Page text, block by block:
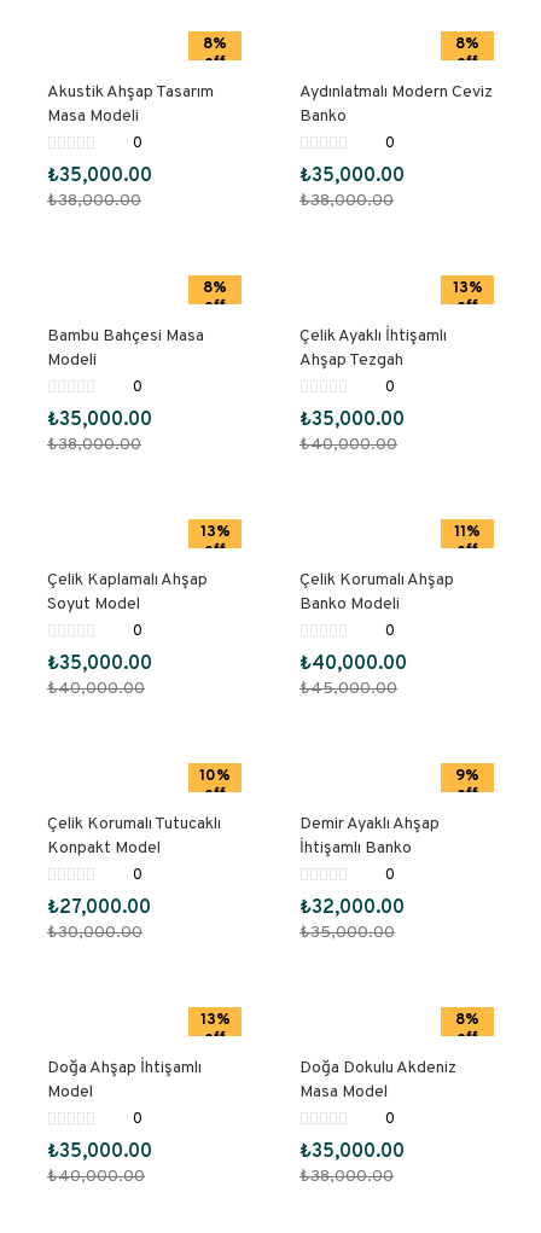
8%
off
Akustik Ahşap Tasarım
Masa Modeli
0
₺35,000.00
₺38,000.00
8%
off
Aydınlatmalı Modern Ceviz
Banko
0
₺35,000.00
₺38,000.00
8%
off
Bambu Bahçesi Masa
Modeli
0
₺35,000.00
₺38,000.00
13%
off
Çelik Ayaklı İhtişamlı
Ahşap Tezgah
0
₺35,000.00
₺40,000.00
13%
off
Çelik Kaplamalı Ahşap
Soyut Model
0
₺35,000.00
₺40,000.00
11%
off
Çelik Korumalı Ahşap
Banko Modeli
0
₺40,000.00
₺45,000.00
10%
off
Çelik Korumalı Tutucaklı
Konpakt Model
0
₺27,000.00
₺30,000.00
9%
off
Demir Ayaklı Ahşap
İhtişamlı Banko
0
₺32,000.00
₺35,000.00
13%
off
Doğa Ahşap İhtişamlı
Model
0
₺35,000.00
₺40,000.00
8%
off
Doğa Dokulu Akdeniz
Masa Model
0
₺35,000.00
₺38,000.00